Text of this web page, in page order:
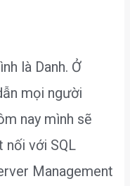
là Danh. Ở
mọi người
nay mình sẽ
nối với SQL
Management